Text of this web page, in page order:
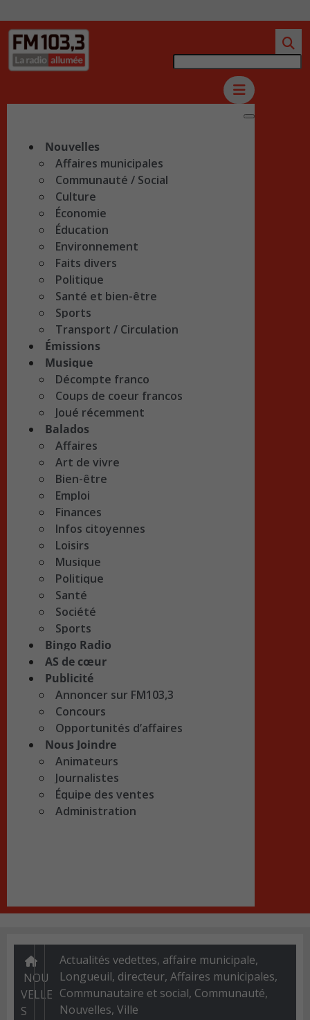
Nouvelles
Affaires municipales
Communauté / Social
Culture
Économie
Éducation
Environnement
Faits divers
Politique
Santé et bien-être
Sports
Transport / Circulation
Émissions
Musique
Décompte franco
Coups de coeur francos
Joué récemment
Balados
Affaires
Art de vivre
Bien-être
Emploi
Finances
Infos citoyennes
Loisirs
Musique
Politique
Santé
Société
Sports
Bingo Radio
AS de cœur
Publicité
Annoncer sur FM103,3
Concours
Opportunités d’affaires
Nous Joindre
Animateurs
Journalistes
Équipe des ventes
Administration
NOU
VELLE
S
Actualités vedettes, affaire municipale,
Longueuil, directeur,Affaires municipales,
Communautaire et social, Communauté,
Nouvelles,Ville